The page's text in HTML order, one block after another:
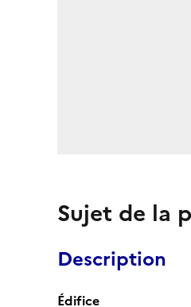
Sujet de la
Description
Édifice